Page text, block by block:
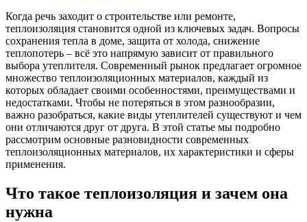
Когда речь заходит о строительстве или ремонте,
теплоизоляция становится одной из ключевых задач. Вопросы
сохранения тепла в доме, защита от холода, снижение
теплопотерь – всё это напрямую зависит от правильного
выбора утеплителя. Современный рынок предлагает огромное
множество теплоизоляционных материалов, каждый из
которых обладает своими особенностями, преимуществами и
недостатками. Чтобы не потеряться в этом разнообразии,
важно разобраться, какие виды утеплителей существуют и чем
они отличаются друг от друга. В этой статье мы подробно
рассмотрим основные разновидности современных
теплоизоляционных материалов, их характеристики и сферы
применения.
Что такое теплоизоляция и зачем она
нужна